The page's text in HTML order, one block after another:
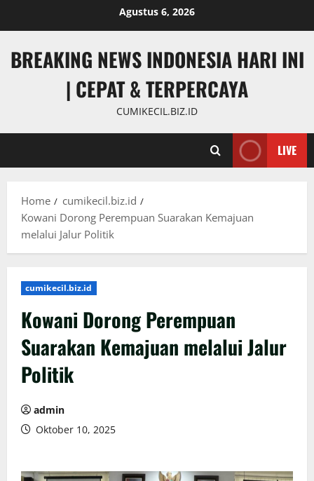
Agustus 6, 2026
BREAKING NEWS INDONESIA HARI INI
| CEPAT & TERPERCAYA
CUMIKECIL.BIZ.ID
LIVE
Home
cumikecil.biz.id
Kowani Dorong Perempuan Suarakan Kemajuan
melalui Jalur Politik
cumikecil.biz.id
Kowani Dorong Perempuan
Suarakan Kemajuan melalui Jalur
Politik
admin
Oktober 10, 2025